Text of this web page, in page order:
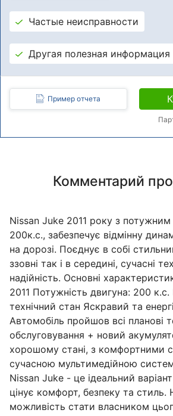
Частые неисправности
Другая полезная информация
Пример отчета
Комментарий
Nissan Juke 2011 року з
200к.с., забезпечує відмінну
на дорозі. Поєднує в собі
ззовні так і в середині, сучасні
надійність. Основні
2011 Потужність двигуна: 200 к.с.
технічний стан Яскравий та
Автомобіль пройшов всі планові
обслуговування + новий
хорошому стані, з комфортними
сучасною мультимедійною
Nissan Juke - це ідеальний
цінує комфорт, безпеку та стиль.
можливість стати власником